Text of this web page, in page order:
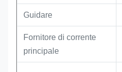
Guidare
Fornitore di corrente
principale